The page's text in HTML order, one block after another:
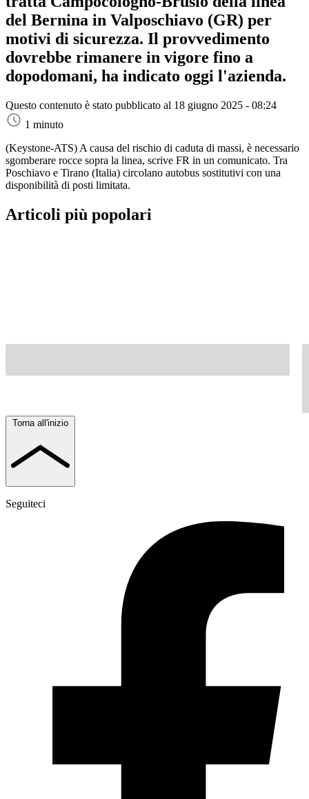
del Bernina in Valposchiavo (GR) per
motivi di sicurezza. Il provvedimento
dovrebbe rimanere in vigore fino a
dopodomani, ha indicato oggi l'azienda.
Questo contenuto è stato pubblicato al 18 giugno 2025 - 08:24
1 minuto
(Keystone-ATS) A causa del rischio di caduta di massi, è necessario
sgomberare rocce sopra la linea, scrive FR in un comunicato. Tra
Poschiavo e Tirano (Italia) circolano autobus sostitutivi con una
disponibilità di posti limitata.
Articoli più popolari
Torna all'inizio
Seguiteci